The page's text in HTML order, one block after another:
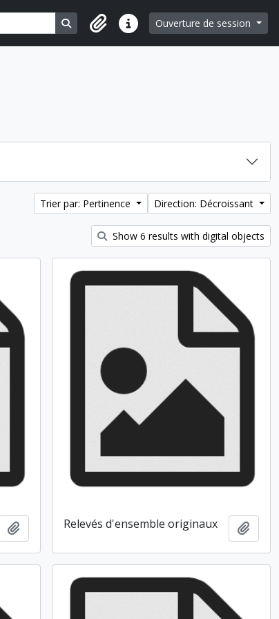
Search in browse page
Liens rapidesOuverture de session
Trier par: Pertinence Direction: Décroissant
Show 6 results with digital objects
Ajouter au presse-papier
Relevés d'ensemble originaux